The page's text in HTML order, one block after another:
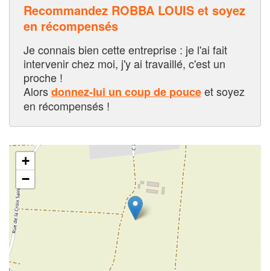
Recommandez ROBBA LOUIS et soyez
en récompensés
Je connais bien cette entreprise : je l'ai fait
intervenir chez moi, j'y ai travaillé, c'est un
proche !
Alorsdonnez-lui un coup de pouceet soyez
en récompensés !
+
−